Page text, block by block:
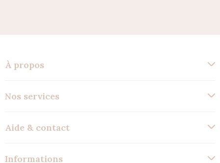
À propos
Nos services
Aide & contact
Informations